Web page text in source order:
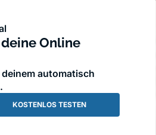
Online
automatisch
KOSTENLOS TESTEN